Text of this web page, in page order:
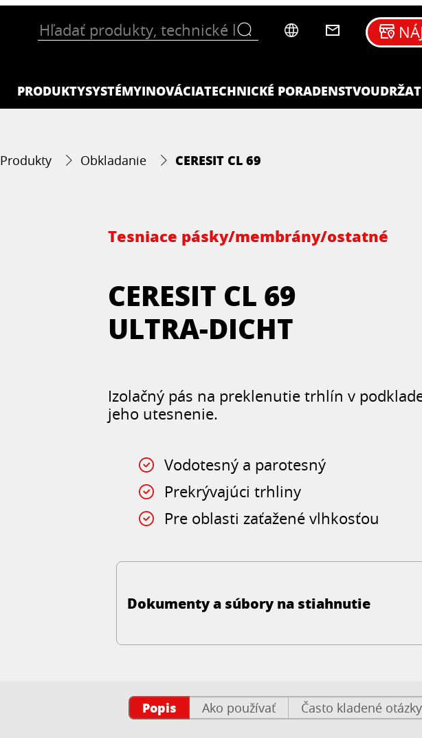
PRODUKTYSYSTÉMYINOVÁCIATECHNICKÉ PORADENSTVO
Produkty Obkladanie CERESIT CL 69
Tesniace pásky/membrány/ostatné
CERESIT CL 69
ULTRA-DICHT
Izolačný pás na preklenutie trhlín v
jeho utesnenie.
Vodotesný a parotesný
Prekrývajúci trhliny
Pre oblasti zaťažené vlhkosťou
Dokumenty a súbory na stiahnutie
Popis Ako používať Často kladené otázky